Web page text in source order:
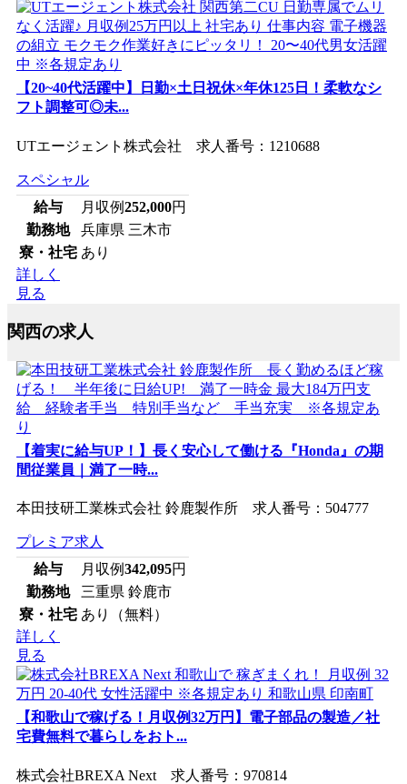
【20~40代活躍中】日勤×土日祝休×年休125日！柔軟なシ
フト調整可◎未...
UTエージェント株式会社 求人番号：1210688
スペシャル
給与
月収例252,000円
勤務地
兵庫県 三木市
寮・社宅 あり
詳しく
見る
関西の求人
【着実に給与UP！】長く安心して働ける『Honda』の期
間従業員｜満了一時...
本田技研工業株式会社 鈴鹿製作所 求人番号：504777
プレミア求人
給与
月収例342,095円
勤務地
三重県 鈴鹿市
寮・社宅 あり（無料）
詳しく
見る
【和歌山で稼げる！月収例32万円】電子部品の製造／社
宅費無料で暮らしをおト...
株式会社BREXA Next 求人番号：970814